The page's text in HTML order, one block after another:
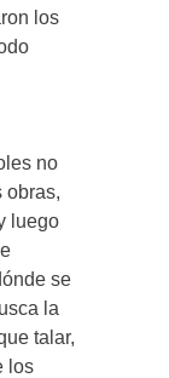
los
no
obras,
luego
se
la
talar,
los